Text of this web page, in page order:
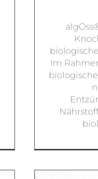
Im